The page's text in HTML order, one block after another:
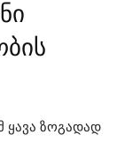
ყავა ზოგადად